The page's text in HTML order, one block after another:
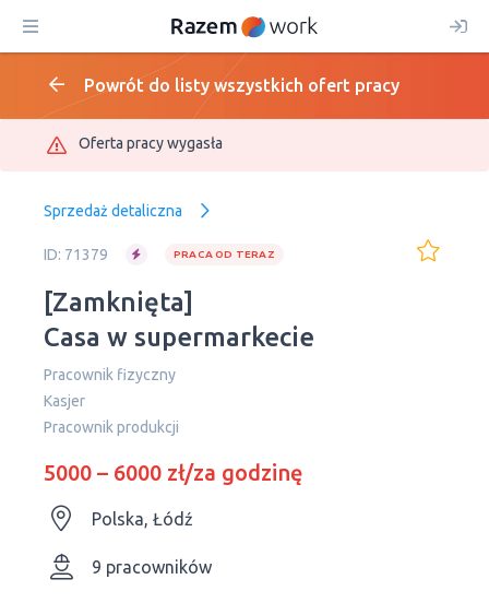
Powrót do listy wszystkich ofert pracy
Oferta pracy wygasła
Sprzedaż detaliczna
ID: 71379 PRACA OD TERAZ
[Zamknięta]
Casa w supermarkecie
Pracownik fizyczny
Kasjer
Pracownik produkcji
5000 – 6000 zł/za godzinę
Polska, Łódź
9 pracowników